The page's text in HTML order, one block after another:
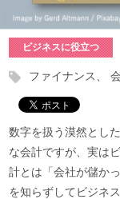
ビジネスに役立つ
ファイナンス
数字を扱う漠然とし
な会計ですが、実は
計とは「会社が儲か
を知らずしてビジネ